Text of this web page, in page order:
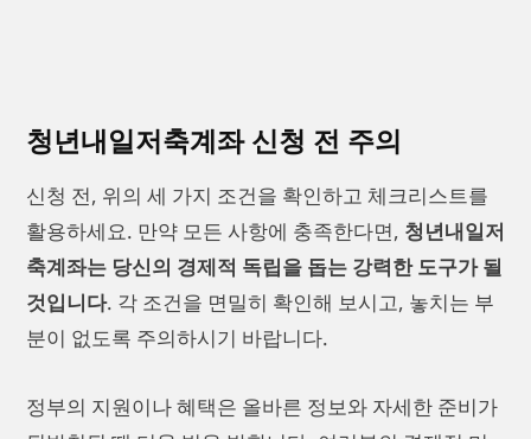
청년내일저축계좌 신청 전 주의
신청 전, 위의 세 가지 조건을 확인하고 체크리스트를
활용하세요. 만약 모든 사항에 충족한다면, 청년내일저
축계좌는 당신의 경제적 독립을 돕는 강력한 도구가 될
것입니다. 각 조건을 면밀히 확인해 보시고, 놓치는 부
분이 없도록 주의하시기 바랍니다.
정부의 지원이나 혜택은 올바른 정보와 자세한 준비가